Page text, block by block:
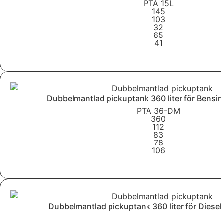
PTA 15L
145
103
32
65
41
Dubbelmantlad pickuptank 360 liter för
PTA 36-DM
360
112
83
78
106
Dubbelmantlad pickuptank 360 liter för Diesel